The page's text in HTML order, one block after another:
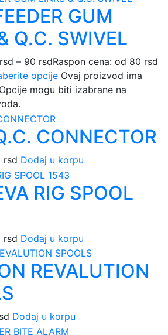
GUM
Q.C. SWIVEL
rsd – 90 rsdRaspon cena: od 80 rsd
opcije Ovaj proizvod ima
mogu biti izabrane na
CONNECTOR
rsd Dodaj u korpu
RIG SPOOL
rsd Dodaj u korpu
REVALUTION
Dodaj u korpu